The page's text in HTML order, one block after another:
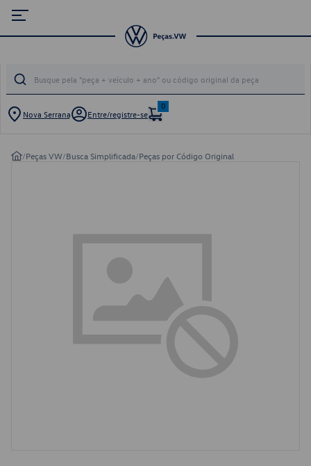
Nova Serrana Entre/registre-se
0
/Peças VW/Busca Simplificada/Peças por Código Original